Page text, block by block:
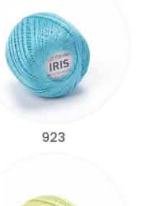
923